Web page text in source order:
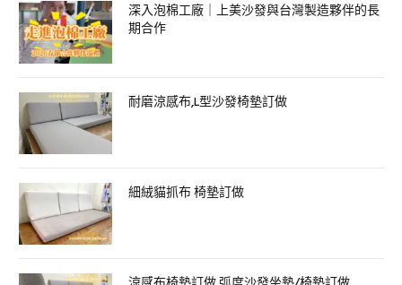
深入泡棉工廠｜上美沙發與台灣製造夥伴的長
期合作
耐磨涼感布,L型沙發椅墊訂做
細絨貓抓布 椅墊訂做